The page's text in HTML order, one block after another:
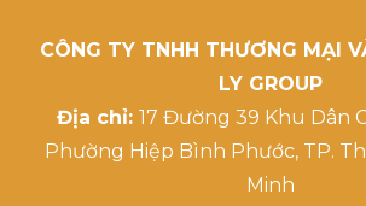
CÔNG TY TNHH THƯƠNG MẠI
LY GROUP
Địa chỉ: 17 Đường 39 Khu Dân
Phường Hiệp Bình Phước, TP.
Minh